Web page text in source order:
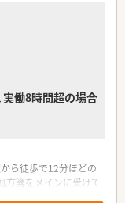
イベートのお時間も
働8時間超の場合
ら徒歩で12分ほどの
方箋をメインに受けて